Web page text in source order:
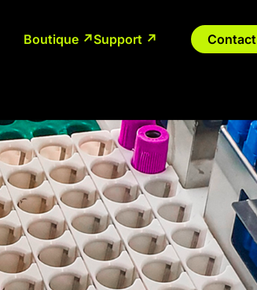
Boutique ↗Support ↗ Contact